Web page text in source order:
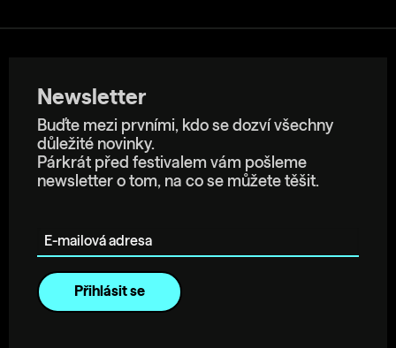
Newsletter
Buďte mezi prvními, kdo se dozví všechny
důležité novinky.
Párkrát před festivalem vám pošleme
newsletter o tom, na co se můžete těšit.